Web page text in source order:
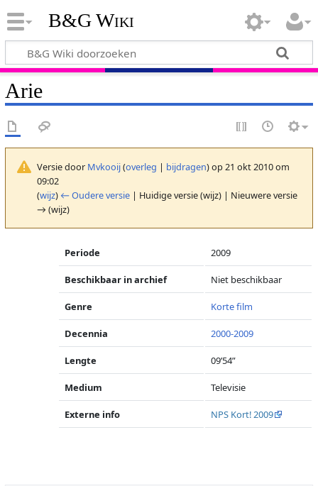
B&G Wiki
Arie
Versie door Mvkooij(overleg | bijdragen)op 21 okt 2010 om
09:02
(wijz) ← Oudere versie| Huidige versie (wijz) | Nieuwere versie
→ (wijz)
Periode 2009
Beschikbaar in archief Niet beschikbaar
Genre Korte film
Decennia 2000-2009
Lengte 09’54”
Medium Televisie
Externe info NPS Kort! 2009